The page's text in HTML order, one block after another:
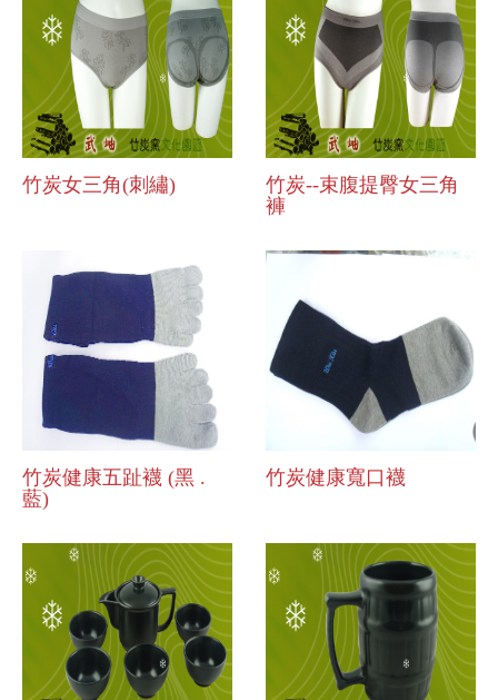
竹炭女三角(刺繡)
竹炭--束腹提臀女三角
褲
竹炭健康五趾襪 (黑 .
藍)
竹炭健康寬口襪